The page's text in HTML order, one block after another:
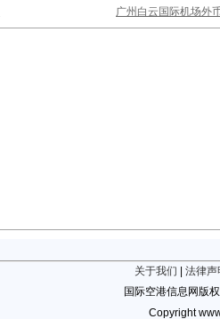
广州白云国际机场外
关于我们
法律声
国际空港信息网版
Copyright